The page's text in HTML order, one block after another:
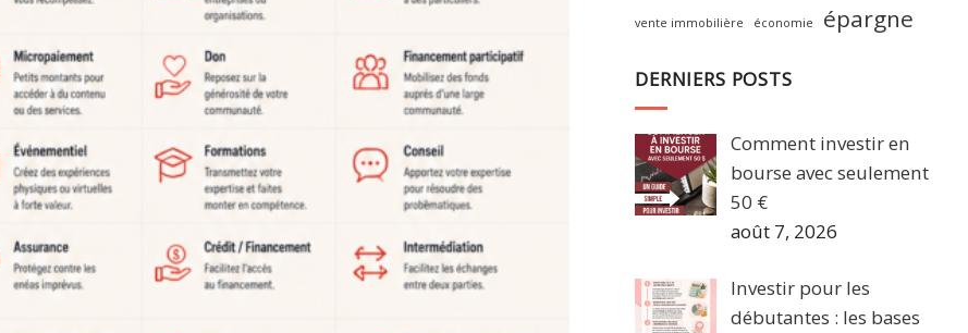
vente immobilière économie épargne
DERNIERS POSTS
Comment investir en
bourse avec seulement
50 €
août 7, 2026
Investir pour les
débutantes : les bases